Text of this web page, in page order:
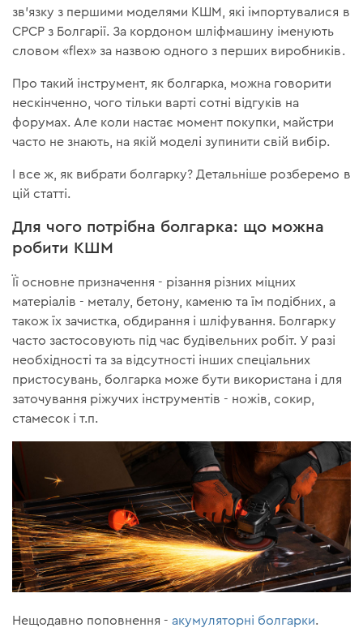
зв'язку з першими моделями КШМ, які імпортувалися в
СРСР з Болгарії. За кордоном шліфмашину іменують
словом «flex» за назвою одного з перших виробників.
Про такий інструмент, як болгарка, можна говорити
нескінченно, чого тільки варті сотні відгуків на
форумах. Але коли настає момент покупки, майстри
часто не знають, на якій моделі зупинити свій вибір.
І все ж, як вибрати болгарку? Детальніше розберемо в
цій статті.
Для чого потрібна болгарка: що можна
робити КШМ
Її основне призначення - різання різних міцних
матеріалів - металу, бетону, каменю та їм подібних, а
також їх зачистка, обдирання і шліфування. Болгарку
часто застосовують під час будівельних робіт. У разі
необхідності та за відсутності інших спеціальних
пристосувань, болгарка може бути використана і для
заточування ріжучих інструментів - ножів, сокир,
стамесок і т.п.
Нещодавно поповнення -акумуляторні болгарки.